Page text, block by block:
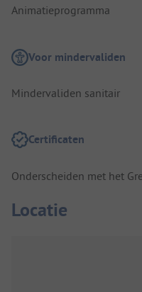
Animatieprogramma
Voor mindervaliden
Mindervaliden sanitair
Certificaten
Onderscheiden met het
Locatie